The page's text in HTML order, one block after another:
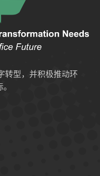
转型，并积极推动环